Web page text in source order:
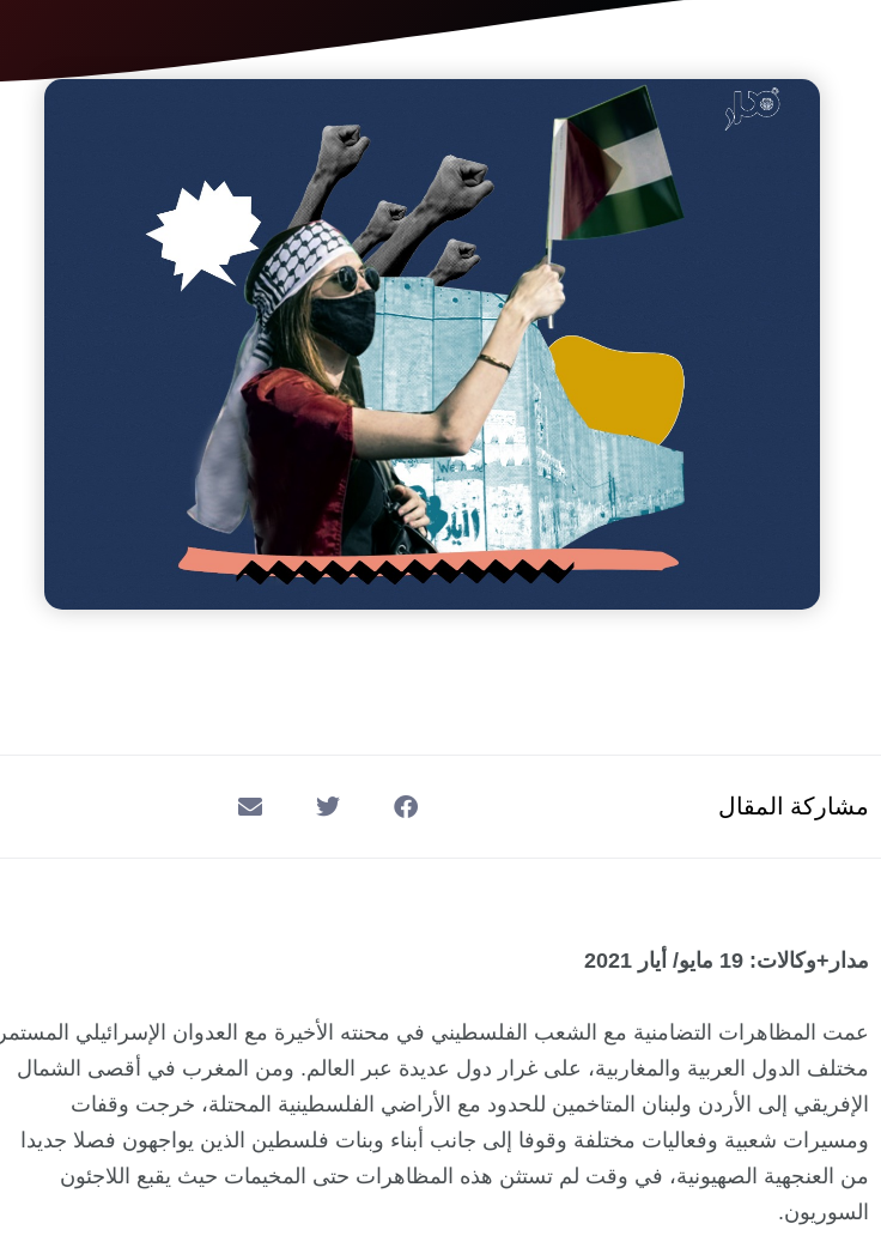
مشاركة المقال
مدار+وكالات: 19 مايو/ أيار 2021
عمت المظاهرات التضامنية مع الشعب الفلسطيني في محنته الأخيرة مع العدوان الإسرائيلي المستمر
مختلف الدول العربية والمغاربية، على غرار دول عديدة عبر العالم. ومن المغرب في أقصى الشمال
الإفريقي إلى الأردن ولبنان المتاخمين للحدود مع الأراضي الفلسطينية المحتلة، خرجت وقفات
ومسيرات شعبية وفعاليات مختلفة وقوفا إلى جانب أبناء وبنات فلسطين الذين يواجهون فصلا جديدا
من العنجهية الصهيونية، في وقت لم تستثن هذه المظاهرات حتى المخيمات حيث يقبع اللاجئون
السوريون.